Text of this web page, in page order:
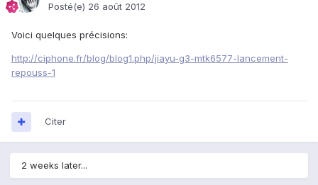
Posté(e) 26 août 2012
Voici quelques précisions:
http://ciphone.fr/blog/blog1.php/jiayu-g3-mtk6577-lancement-
repouss-1
Citer
2 weeks later...